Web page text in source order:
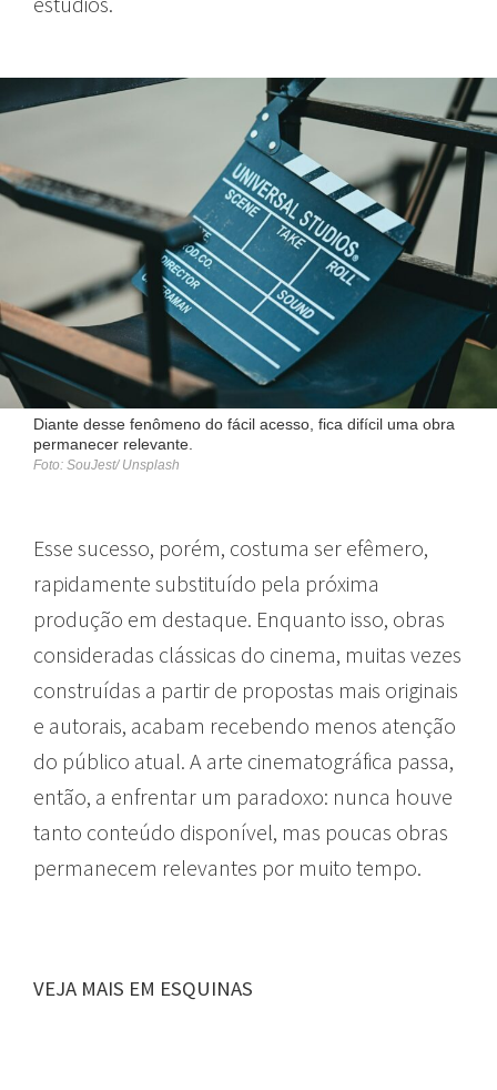
Diante desse fenômeno do fácil acesso, fica difícil uma obra
permanecer relevante.
Foto: SouJest/ Unsplash
Esse sucesso, porém, costuma ser efêmero,
rapidamente substituído pela próxima
produção em destaque. Enquanto isso, obras
consideradas clássicas do cinema, muitas vezes
construídas a partir de propostas mais originais
e autorais, acabam recebendo menos atenção
do público atual. A arte cinematográfica passa,
então, a enfrentar um paradoxo: nunca houve
tanto conteúdo disponível, mas poucas obras
permanecem relevantes por muito tempo.
VEJA MAIS EM ESQUINAS